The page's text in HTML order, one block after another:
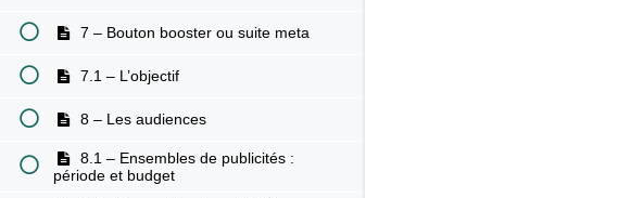
7 – Bouton booster ou suite meta
7.1 – L’objectif
8 – Les audiences
8.1 – Ensembles de publicités :
période et budget